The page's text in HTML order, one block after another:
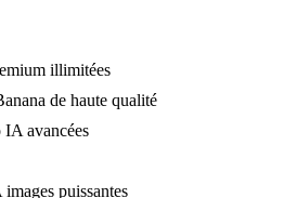
illimitées
de haute qualité
IA avancées
puissantes